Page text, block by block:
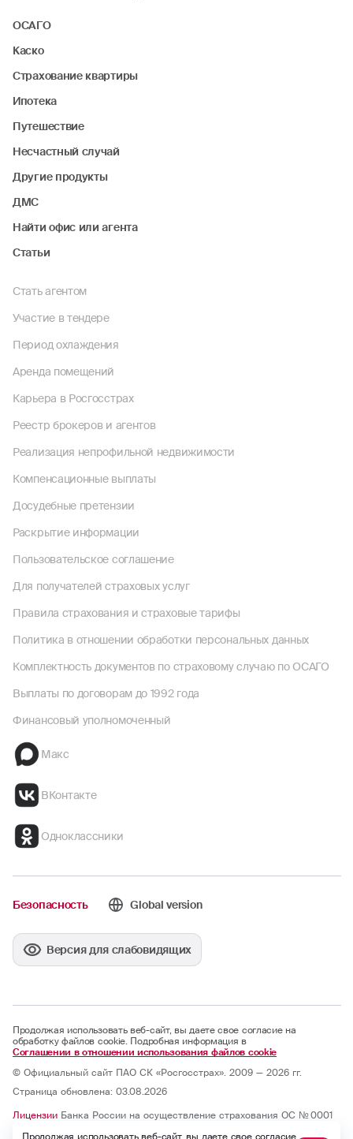
ОСАГО
Каско
Страхование квартиры
Ипотека
Путешествие
Несчастный случай
Другие продукты
ДМС
Найти офис или агента
Статьи
Стать агентом
Участие в тендере
Период охлаждения
Аренда помещений
Карьера в Росгосстрах
Реестр брокеров и агентов
Реализация непрофильной недвижимости
Компенсационные выплаты
Досудебные претензии
Раскрытие информации
Пользовательское соглашение
Для получателей страховых услуг
Правила страхования и страховые тарифы
Политика в отношении обработки персональных данных
Комплектность документов по страховому случаю по ОСАГО
Выплаты по договорам до 1992 года
Финансовый уполномоченный
Макс
ВКонтакте
Одноклассники
Безопасность Global version
Версия для слабовидящих
Продолжая использовать веб-сайт, вы даете свое согласие на
обработку файлов cookie. Подробная информация в
Соглашении в отношении использования файлов cookie
© Официальный сайт ПАО СК «Росгосстрах». 2009 — 2026 гг.
Страница обновлена: 03.08.2026
Лицензии Банка России на осуществление страхования ОС № 0001